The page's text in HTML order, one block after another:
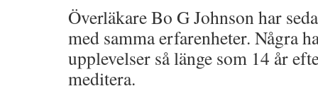
Överläkare Bo G Johnson har
med samma erfarenheter. Några
upplevelser så länge som 14 år
meditera.